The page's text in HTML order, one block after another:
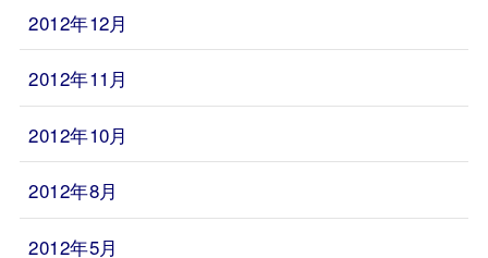
2012年12月
2012年11月
2012年10月
2012年8月
2012年5月